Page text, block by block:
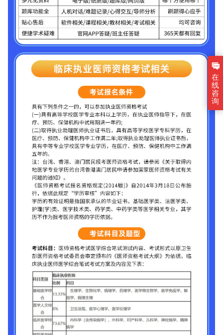
在
线
咨
询